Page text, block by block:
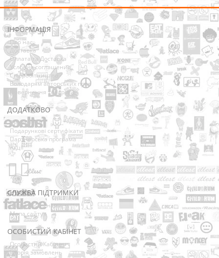
ІНФОРМАЦІЯ
Про нас
Доставка
Оплата та Доставка
Условия соглашения
Співробітництво
Володарям авторських прав
Повернення товарів
ДОДАТКОВО
Виробники
Подарункові сертифікати
Партнерська програма
Акції
СЛУЖБА ПІДТРИМКИ
Зв’язатися з нами
Мапа сайту
ОСОБИСТИЙ КАБІНЕТ
Особистий Кабінет
Історія замовлень